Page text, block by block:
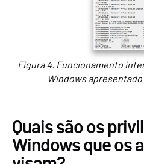
Figura 4. Funcionamento
Windows
Quais são os
Windows que os